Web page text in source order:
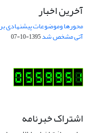
آخرین اخبار
محورها وموضوعات پیشنهادی
آتی مشخص شد1395-10-07
اشتراک خبرنامه